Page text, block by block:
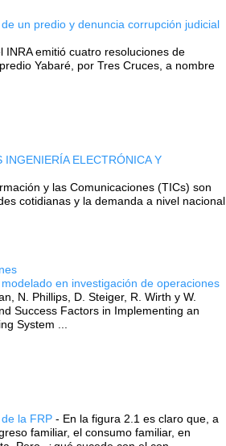
un predio y denuncia corrupción judicial
INRA emitió cuatro resoluciones de
Yabaré, por Tres Cruces, a nombre
INGENIERÍA ELECTRÓNICA Y
y las Comunicaciones (TICs) son
cotidianas y la demanda a nivel nacional
en investigación de operaciones
N. Phillips, D. Steiger, R. Wirth y W.
Success Factors in Implementing an
System ...
la FRP - En la figura 2.1 es claro que, a
familiar, el consumo familiar, en